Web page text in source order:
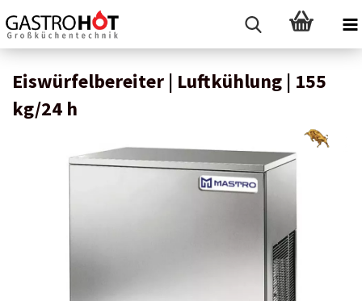
Eiswürfelbereiter | Luftkühlung | 155
kg/24 h